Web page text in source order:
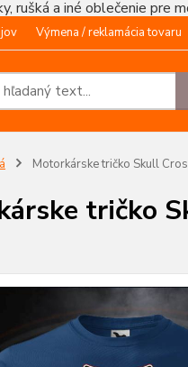
rušká a iné oblečenie pre
Výmena / reklamácia tovaru
Motorkárske tričko Skull
tričko